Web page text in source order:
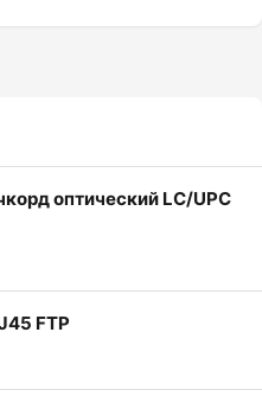
оптический LC/UPC
FTP